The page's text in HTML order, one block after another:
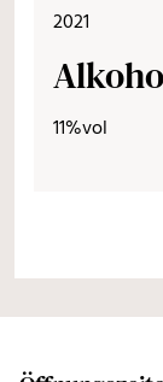
2021
11%vol